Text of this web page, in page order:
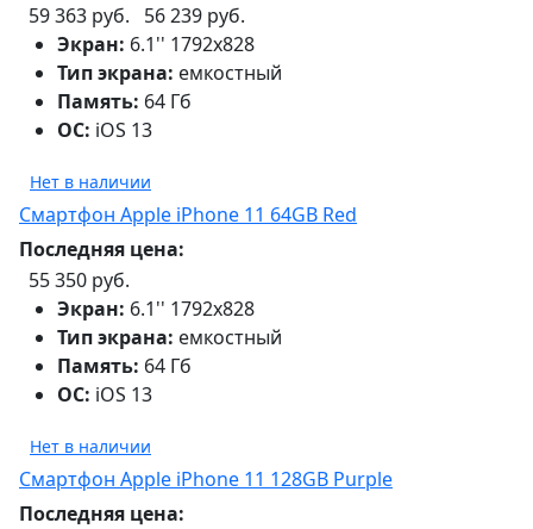
59 363 руб.
56 239 руб.
Экран: 6.1'' 1792x828
Тип экрана: емкостный
Память: 64 Гб
ОС: iOS 13
Нет в наличии
Смартфон Apple iPhone 11 64GB Red
Последняя цена:
55 350 руб.
Экран: 6.1'' 1792x828
Тип экрана: емкостный
Память: 64 Гб
ОС: iOS 13
Нет в наличии
Смартфон Apple iPhone 11 128GB Purple
Последняя цена: